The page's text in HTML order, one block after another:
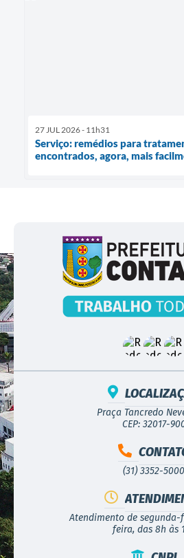
27 JUL 2026 - 11h31
Serviço: remédios para
encontrados, agora, mais
Praça Tancredo
CEP: 32017-
(31) 3352-5000
Atendimento de
feira, das 8h às